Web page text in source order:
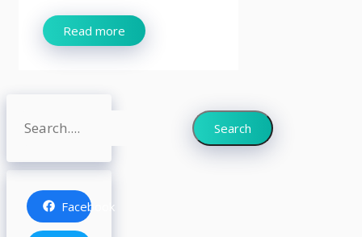
Read more
Search Search
Facebook